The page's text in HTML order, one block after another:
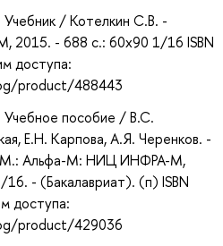
/ Котелкин С.В. -
- 688 с.: 60x90 1/16 ISBN
доступа:
product/488443
пособие / В.С.
Е.Н. Карпова, А.Я. Черенков. -
М.: Альфа-М: НИЦ ИНФРА-М,
- (Бакалавриат). (п) ISBN
доступа:
product/429036